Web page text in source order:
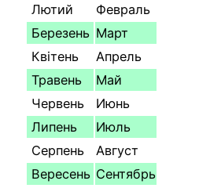
Лютий
Февраль
Березень Март
Квітень
Апрель
Травень
Май
Червень
Июнь
Липень
Июль
Серпень
Август
Вересень Сентябрь